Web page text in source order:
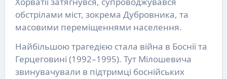
обстрілами міст, зокрема Дубровника, та
масовими переміщеннями населення.
Найбільшою трагедією стала війна в Боснії та
Герцеговині (1992–1995). Тут Мілошевича
звинувачували в підтримці боснійських